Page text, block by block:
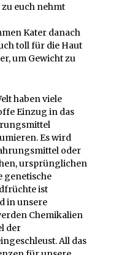
euch nehmt
Kater danach
toll für die Haut
um Gewicht zu
haben viele
Einzug in das
Es wird
oder
ursprünglichen
genetische
ist
in unsere
Chemikalien
der
All das